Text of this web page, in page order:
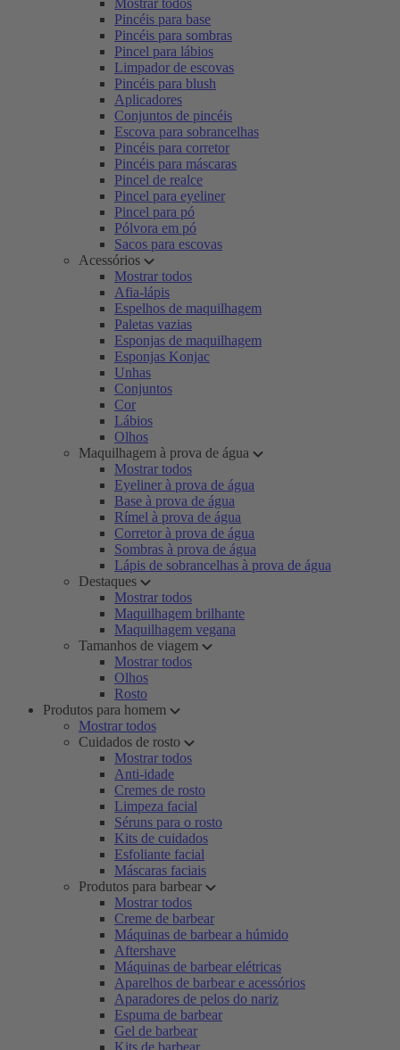
Mostrar todos
Pincéis para base
Pincéis para sombras
Pincel para lábios
Limpador de escovas
Pincéis para blush
Aplicadores
Conjuntos de pincéis
Escova para sobrancelhas
Pincéis para corretor
Pincéis para máscaras
Pincel de realce
Pincel para eyeliner
Pincel para pó
Pólvora em pó
Sacos para escovas
Acessórios
Mostrar todos
Afia-lápis
Espelhos de maquilhagem
Paletas vazias
Esponjas de maquilhagem
Esponjas Konjac
Unhas
Conjuntos
Cor
Lábios
Olhos
Maquilhagem à prova de água
Mostrar todos
Eyeliner à prova de água
Base à prova de água
Rímel à prova de água
Corretor à prova de água
Sombras à prova de água
Lápis de sobrancelhas à prova de água
Destaques
Mostrar todos
Maquilhagem brilhante
Maquilhagem vegana
Tamanhos de viagem
Mostrar todos
Olhos
Rosto
Produtos para homem
Mostrar todos
Cuidados de rosto
Mostrar todos
Anti-idade
Cremes de rosto
Limpeza facial
Séruns para o rosto
Kits de cuidados
Esfoliante facial
Máscaras faciais
Produtos para barbear
Mostrar todos
Creme de barbear
Máquinas de barbear a húmido
Aftershave
Máquinas de barbear elétricas
Aparelhos de barbear e acessórios
Aparadores de pelos do nariz
Espuma de barbear
Gel de barbear
Kits de barbear